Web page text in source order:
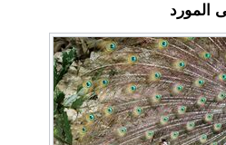
المورد